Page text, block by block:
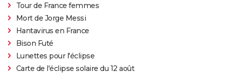
Tour de France femmes
Mort de Jorge Messi
Hantavirus en France
Bison Futé
Lunettes pour l'éclipse
Carte de l'éclipse solaire du 12 août